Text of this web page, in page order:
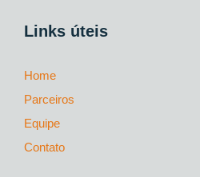
Links úteis
Home
Parceiros
Equipe
Contato